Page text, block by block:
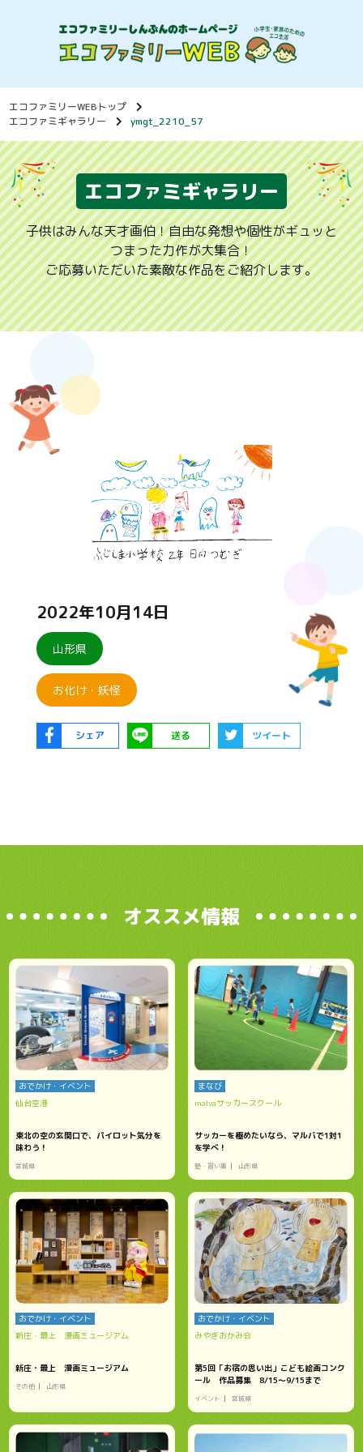
エコファミリーWEBトップ
エコファミギャラリー
ymgt_2210_57
エコファミギャラリー
子供はみんな天才画伯！自由な発想や個性がギュッと
つまった力作が大集合！
ご応募いただいた素敵な作品をご紹介します。
2022年10月14日
山形県
お化け・妖怪
シェア 送る ツイート
オススメ情報
おでかけ・イベント
仙台空港
東北の空の玄関口で、パイロット気分を
味わう！
宮城県
まなび
malvaサッカースクール
サッカーを極めたいなら、マルバで1対1
を学べ！
塾・習い事 山形県
おでかけ・イベント
新庄・最上 漫画ミュージアム
新庄・最上 漫画ミュージアム
その他 山形県
おでかけ・イベント
みやぎおかみ会
第5回「お宿の思い出」こども絵画コンク
ール 作品募集 8/15～9/15まで
イベント 宮城県